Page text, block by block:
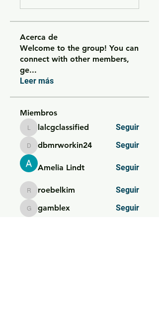
Acerca de
Welcome to the group! You can
connect with other members,
ge...
Leer más
Miembros
lalcgclassified
lalcgclassified Seguir
dbmrworkin24
dbmrworkin24 Seguir
Amelia Lindt Seguir
roebelkim
roebelkim Seguir
gamblex
gamblex
Seguir